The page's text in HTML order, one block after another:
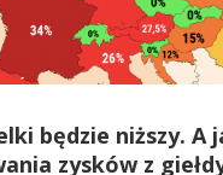
będzie niższy. A
zysków z